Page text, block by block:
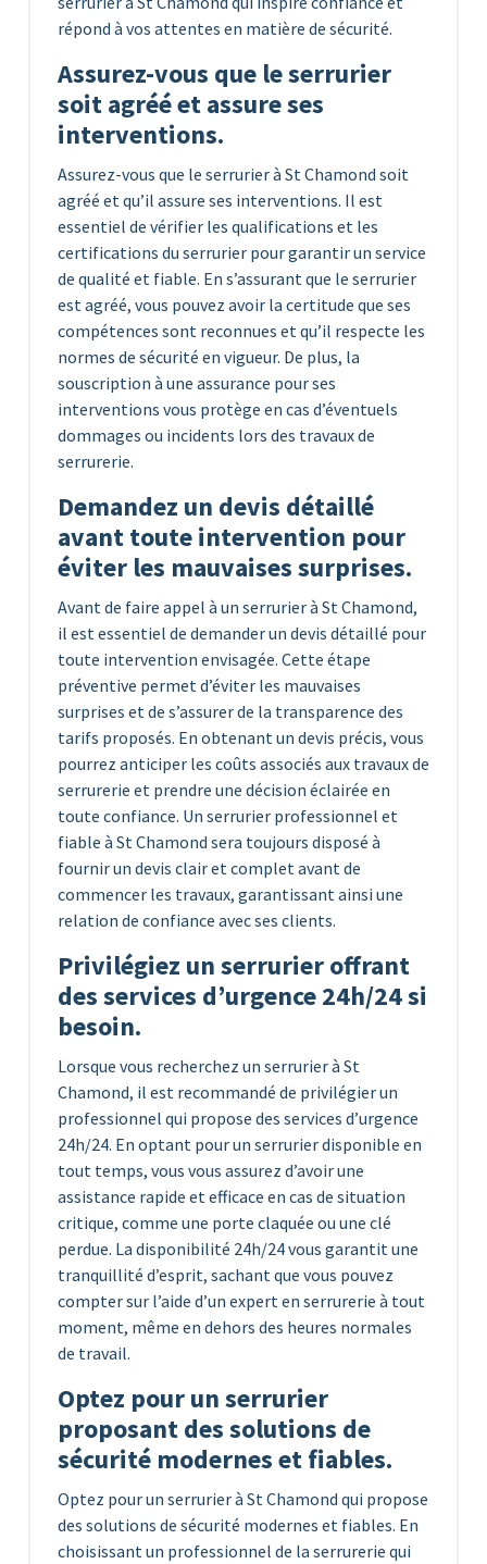
répond à vos attentes en matière de sécurité.
Assurez-vous que le serrurier
soit agréé et assure ses
interventions.
Assurez-vous que le serrurier à St Chamond soit
agréé et qu’il assure ses interventions. Il est
essentiel de vérifier les qualifications et les
certifications du serrurier pour garantir un service
de qualité et fiable. En s’assurant que le serrurier
est agréé, vous pouvez avoir la certitude que ses
compétences sont reconnues et qu’il respecte les
normes de sécurité en vigueur. De plus, la
souscription à une assurance pour ses
interventions vous protège en cas d’éventuels
dommages ou incidents lors des travaux de
serrurerie.
Demandez un devis détaillé
avant toute intervention pour
éviter les mauvaises surprises.
Avant de faire appel à un serrurier à St Chamond,
il est essentiel de demander un devis détaillé pour
toute intervention envisagée. Cette étape
préventive permet d’éviter les mauvaises
surprises et de s’assurer de la transparence des
tarifs proposés. En obtenant un devis précis, vous
pourrez anticiper les coûts associés aux travaux de
serrurerie et prendre une décision éclairée en
toute confiance. Un serrurier professionnel et
fiable à St Chamond sera toujours disposé à
fournir un devis clair et complet avant de
commencer les travaux, garantissant ainsi une
relation de confiance avec ses clients.
Privilégiez un serrurier offrant
des services d’urgence 24h/24 si
besoin.
Lorsque vous recherchez un serrurier à St
Chamond, il est recommandé de privilégier un
professionnel qui propose des services d’urgence
24h/24. En optant pour un serrurier disponible en
tout temps, vous vous assurez d’avoir une
assistance rapide et efficace en cas de situation
critique, comme une porte claquée ou une clé
perdue. La disponibilité 24h/24 vous garantit une
tranquillité d’esprit, sachant que vous pouvez
compter sur l’aide d’un expert en serrurerie à tout
moment, même en dehors des heures normales
de travail.
Optez pour un serrurier
proposant des solutions de
sécurité modernes et fiables.
Optez pour un serrurier à St Chamond qui propose
des solutions de sécurité modernes et fiables. En
choisissant un professionnel de la serrurerie qui